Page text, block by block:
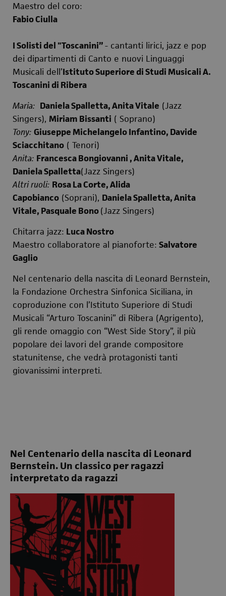
Maestro del coro:
Fabio Ciulla
I Solisti del "Toscanini”- cantanti lirici, jazz e pop
dei dipartimenti di Canto e nuovi Linguaggi
Musicali dell’Istituto Superiore di Studi Musicali A.
Toscanini di Ribera
Maria: Daniela Spalletta, Anita Vitale (Jazz
Singers), Miriam Bissanti ( Soprano)
Tony: Giuseppe Michelangelo Infantino, Davide
Sciacchitano ( Tenori)
Anita: Francesca Bongiovanni , Anita Vitale,
Daniela Spalletta(Jazz Singers)
Altri ruoli: Rosa La Corte, Alida
Capobianco (Soprani), Daniela Spalletta, Anita
Vitale, Pasquale Bono(Jazz Singers)
Chitarra jazz: Luca Nostro
Maestro collaboratore al pianoforte: Salvatore
Gaglio
Nel centenario della nascita di Leonard Bernstein,
la Fondazione Orchestra Sinfonica Siciliana, in
coproduzione con l’Istituto Superiore di Studi
Musicali “Arturo Toscanini” di Ribera (Agrigento),
gli rende omaggio con “West Side Story”, il più
popolare dei lavori del grande compositore
statunitense, che vedrà protagonisti tanti
giovanissimi interpreti.
Nel Centenario della nascita di Leonard
Bernstein. Un classico per ragazzi
interpretato da ragazzi